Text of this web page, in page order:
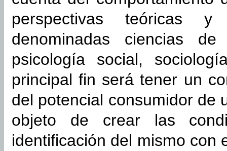
perspectivas teóricas
denominadas ciencias
psicología social,
principal fin será tener un
del potencial consumidor de
objeto de crear las
identificación del mismo con